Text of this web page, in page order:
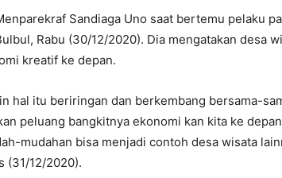
Sandiaga Uno saat bertemu pelaku
Rabu (30/12/2020). Dia mengatakan desa
kreatif ke depan.
hal itu beriringan dan berkembang bersama-
peluang bangkitnya ekonomi kan kita ke
mudahan bisa menjadi contoh desa wisata
(31/12/2020).